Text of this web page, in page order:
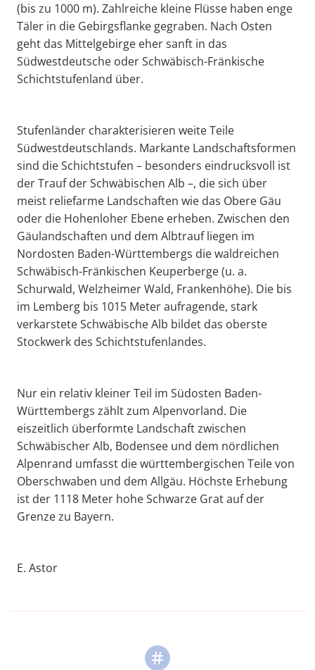
(bis zu 1000 m). Zahlreiche kleine Flüsse haben enge
Täler in die Gebirgsflanke gegraben. Nach Osten
geht das Mittelgebirge eher sanft in das
Südwestdeutsche oder Schwäbisch-Fränkische
Schichtstufenland über.
Stufenländer charakterisieren weite Teile
Südwestdeutschlands. Markante Landschaftsformen
sind die Schichtstufen – besonders eindrucksvoll ist
der Trauf der Schwäbischen Alb –, die sich über
meist reliefarme Landschaften wie das Obere Gäu
oder die Hohenloher Ebene erheben. Zwischen den
Gäulandschaften und dem Albtrauf liegen im
Nordosten Baden-Württembergs die waldreichen
Schwäbisch-Fränkischen Keuperberge (u. a.
Schurwald, Welzheimer Wald, Frankenhöhe). Die bis
im Lemberg bis 1015 Meter aufragende, stark
verkarstete Schwäbische Alb bildet das oberste
Stockwerk des Schichtstufenlandes.
Nur ein relativ kleiner Teil im Südosten Baden-
Württembergs zählt zum Alpenvorland. Die
eiszeitlich überformte Landschaft zwischen
Schwäbischer Alb, Bodensee und dem nördlichen
Alpenrand umfasst die württembergischen Teile von
Oberschwaben und dem Allgäu. Höchste Erhebung
ist der 1118 Meter hohe Schwarze Grat auf der
Grenze zu Bayern.
E. Astor